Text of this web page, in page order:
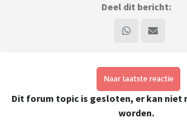
Deel dit bericht:
Naar laatste reactie
Dit forum topic is gesloten, er kan niet
worden.